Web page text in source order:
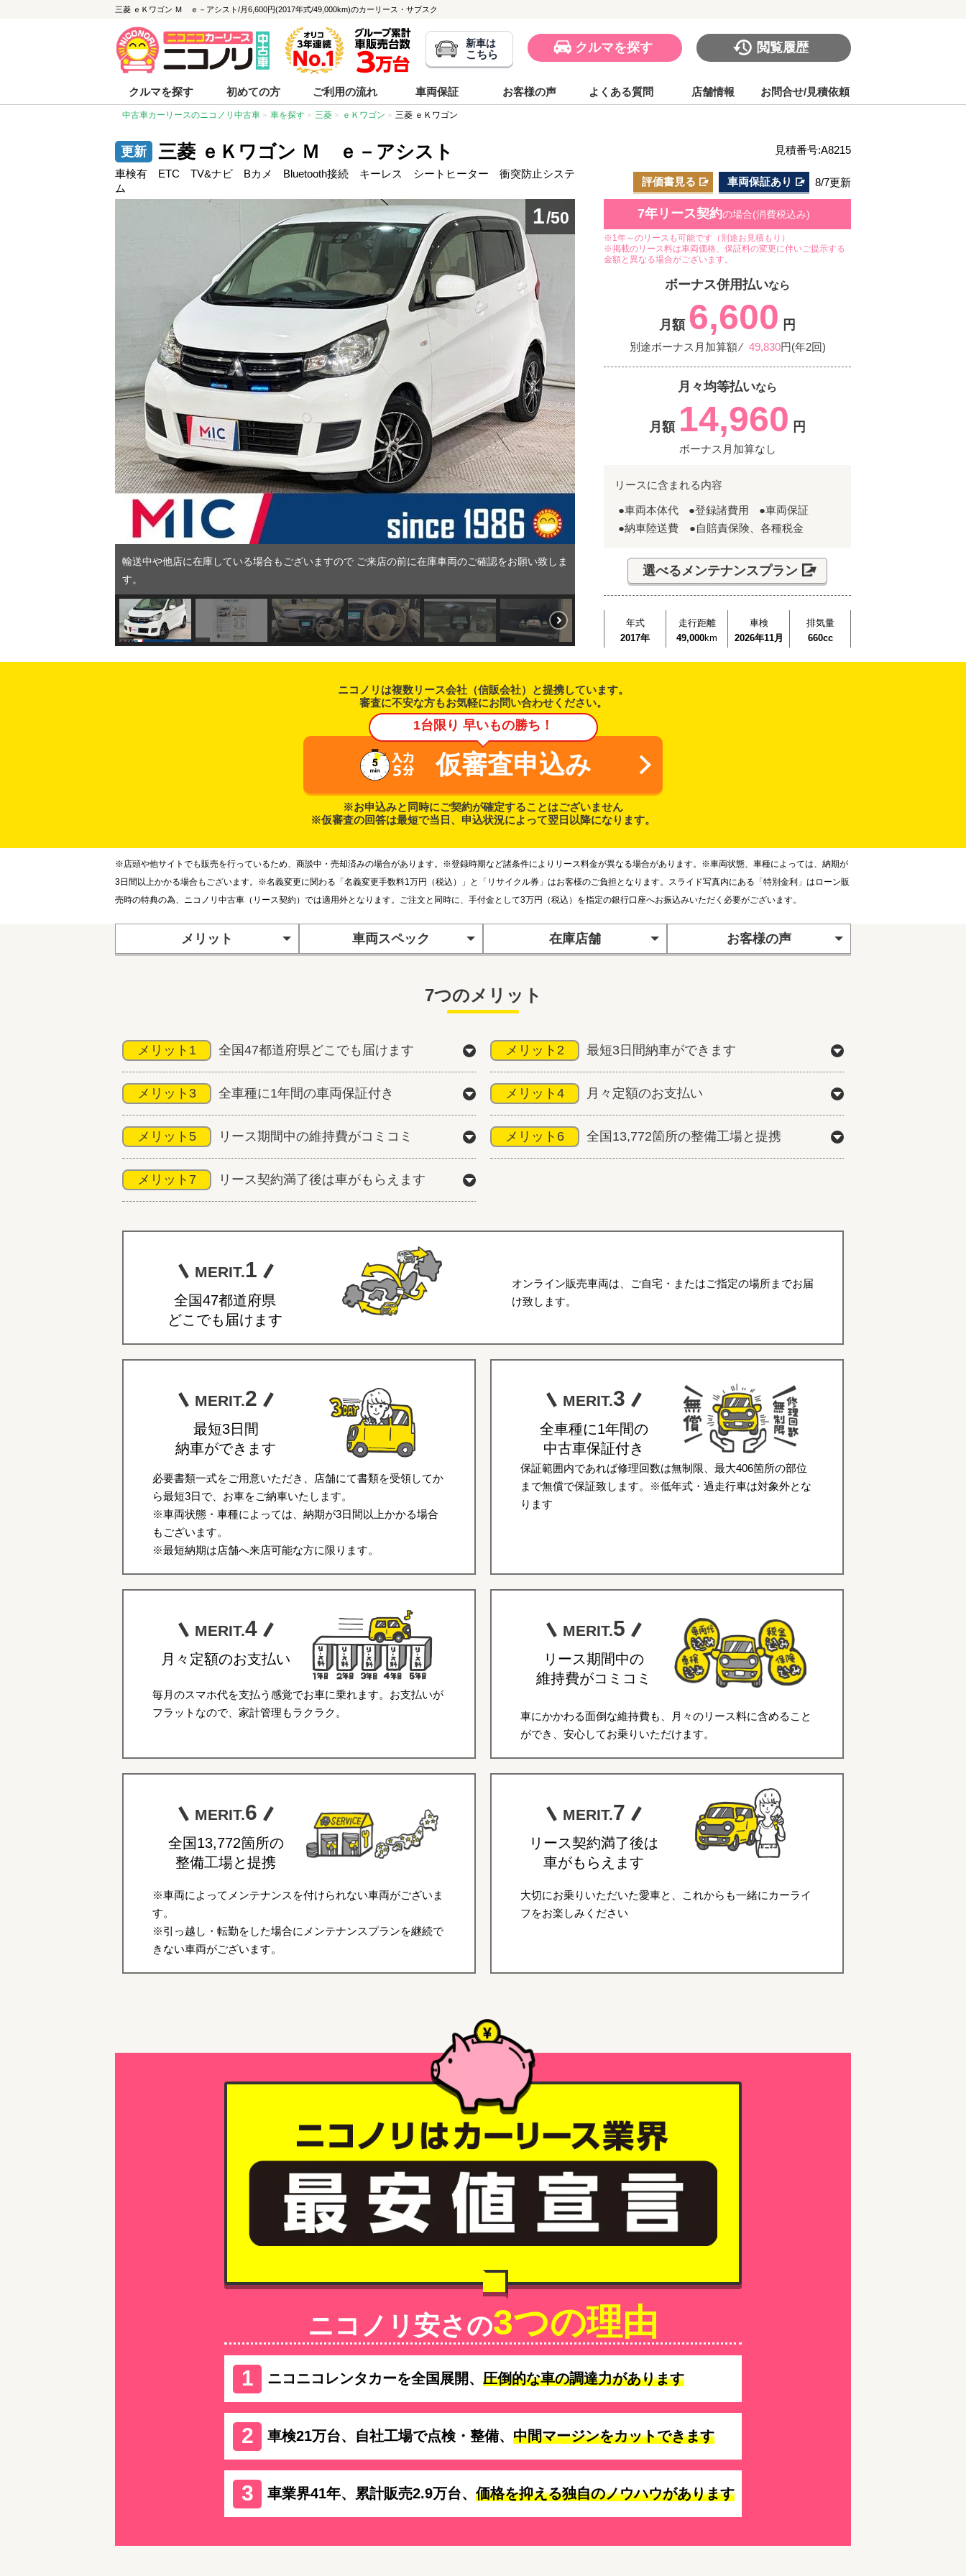
三菱 ｅＫワゴン Ｍ ｅ－アシスト/月6,600円(2017年式/49,000km)のカーリース・サブスク
新車は
こちら クルマを探す 閲覧履歴
クルマを探す 初めての方 ご利用の流れ 車両保証 お客様の声 よくある質問 店舗情報 お問合せ/見積依頼
中古車カーリースのニコノリ中古車 車を探す 三菱 ｅＫワゴン 三菱 ｅＫワゴン
三菱 ｅＫワゴン Ｍ ｅ－アシスト
見積番号:A8215
車検有 ETC TV&ナビ Bカメ Bluetooth接続 キーレス シートヒーター 衝突防止システ
ム
評価書見る 車両保証あり 8/7更新
1/50
輸送中や他店に在庫している場合もございますので ご来店の前に在庫車両のご確認をお願い致しま
す。
7年リース契約の場合(消費税込み)
※1年～のリースも可能です（別途お見積もり）
※掲載のリース料は車両価格、保証料の変更に伴いご提示する
金額と異なる場合がございます。
ボーナス併用払いなら
月額 6,600 円
別途ボーナス月加算額 ⁄ 49,830円(年2回)
月々均等払いなら
月額 14,960 円
ボーナス月加算なし
リースに含まれる内容
●車両本体代 ●登録諸費用
●車両保証
●納車陸送費 ●自賠責保険、各種税金
選べるメンテナンスプラン
年式
2017年
走行距離
49,000km
車検
2026年11月
排気量
660cc
ニコノリは複数リース会社（信販会社）と提携しています。
審査に不安な方もお気軽にお問い合わせください。
1台限り 早いもの勝ち！
仮審査申込み
※お申込みと同時にご契約が確定することはございません
※仮審査の回答は最短で当日、申込状況によって翌日以降になります。
※店頭や他サイトでも販売を行っているため、商談中・売却済みの場合があります。※登録時期など諸条件によりリース料金が異なる場合があります。※車両状態、車種によっては、納期が
3日間以上かかる場合もございます。※名義変更に関わる「名義変更手数料1万円（税込）」と「リサイクル券」はお客様のご負担となります。スライド写真内にある「特別金利」はローン販
売時の特典の為、ニコノリ中古車（リース契約）では適用外となります。ご注文と同時に、手付金として3万円（税込）を指定の銀行口座へお振込みいただく必要がございます。
メリット 車両スペック 在庫店舗 お客様の声
7つのメリット
メリット1 全国47都道府県どこでも届けます メリット2 最短3日間納車ができます
メリット3 全車種に1年間の車両保証付き メリット4 月々定額のお支払い
メリット5 リース期間中の維持費がコミコミ メリット6 全国13,772箇所の整備工場と提携
メリット7 リース契約満了後は車がもらえます
MERIT.1
全国47都道府県
どこでも届けます
オンライン販売車両は、ご自宅・またはご指定の場所までお届
け致します。
MERIT.2
最短3日間
納車ができます
必要書類一式をご用意いただき、店舗にて書類を受領してか
ら最短3日で、お車をご納車いたします。
※車両状態・車種によっては、納期が3日間以上かかる場合
もございます。
※最短納期は店舗へ来店可能な方に限ります。
MERIT.3
全車種に1年間の
中古車保証付き
保証範囲内であれば修理回数は無制限、最大406箇所の部位
まで無償で保証致します。※低年式・過走行車は対象外とな
ります
MERIT.4
月々定額のお支払い
毎月のスマホ代を支払う感覚でお車に乗れます。お支払いが
フラットなので、家計管理もラクラク。
MERIT.5
リース期間中の
維持費がコミコミ
車にかかわる面倒な維持費も、月々のリース料に含めること
ができ、安心してお乗りいただけます。
MERIT.6
全国13,772箇所の
整備工場と提携
※車両によってメンテナンスを付けられない車両がございま
す。
※引っ越し・転勤をした場合にメンテナンスプランを継続で
きない車両がございます。
MERIT.7
リース契約満了後は
車がもらえます
大切にお乗りいただいた愛車と、これからも一緒にカーライ
フをお楽しみください
ニコノリ安さの3つの理由
ニコニコレンタカーを全国展開、 圧倒的な車の調達力があります
車検21万台、自社工場で点検・整備、 中間マージンをカットできます
車業界41年、累計販売2.9万台、 価格を抑える独自のノウハウがあります